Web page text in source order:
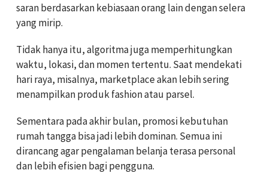
saran berdasarkan kebiasaan orang lain dengan selera
yang mirip.
Tidak hanya itu, algoritma juga memperhitungkan
waktu, lokasi, dan momen tertentu. Saat mendekati
hari raya, misalnya, marketplace akan lebih sering
menampilkan produk fashion atau parsel.
Sementara pada akhir bulan, promosi kebutuhan
rumah tangga bisa jadi lebih dominan. Semua ini
dirancang agar pengalaman belanja terasa personal
dan lebih efisien bagi pengguna.